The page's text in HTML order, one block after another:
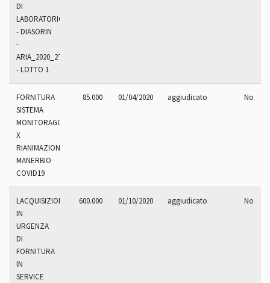
DI
LABORATORIO
- DIASORIN
-
ARIA_2020_270.9R
- LOTTO 1
FORNITURA
SISTEMA
MONITORAGGIO
X
RIANIMAZIONE
MANERBIO
COVID19
85.000 01/04/2020 aggiudicato No
LACQUISIZIONE
IN
URGENZA
DI
FORNITURA
IN
SERVICE
600.000 01/10/2020 aggiudicato No